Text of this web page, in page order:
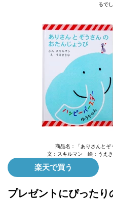
るで
商品名：「ありさんとぞ
文：スキルマン 絵：うえ
楽天で買う
プレゼントにぴったり